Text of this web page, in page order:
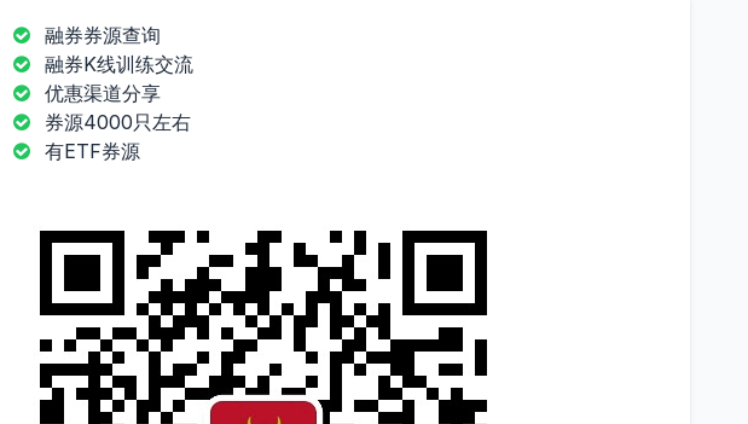
融券券源查询
融券K线训练交流
优惠渠道分享
券源4000只左右
有ETF券源